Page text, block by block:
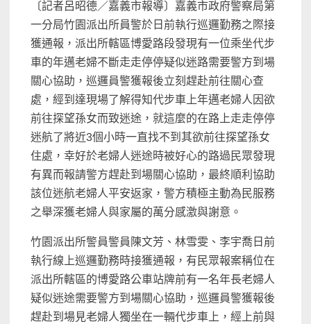
〔記者呂昭德／嘉義市報導〕嘉義市政府警察局第
一分局竹園派出所員警於日前執行巡邏勤務之際接
獲通報，派出所轄區博愛路段發現有一位乘坐代步
車的年邁老婦不斷走走停停疑似迷路需要警方到場
關心協助，巡邏員警獲報後立刻趕赴前往關心查
處，經到達現場了解得知代步車上年邁老婦人因欲
前往探望孫女而致迷途，就這麼的在路上走走停停
迷航了將近3個小時一直找不到其欲前往探望孫女
住處，幸好於老婦人迷途時被好心的路過民眾發現
有異而報請警方趕赴到場關心協助，最終順利協助
該位迷航老婦人平安返家，警方積極主動為民服務
之舉深獲老婦人與家屬的萬分感激與謝意。
竹園派出所警員警員陳文芳、林雪雯、李宇喬日前
執行線上巡邏勤務時接獲通報，有民眾報案稱位在
派出所轄區的博愛路公車站牌前有一名年長老婦人
疑似迷途需要警方到場關心協助，巡邏員警獲報後
趕赴到場見老婦人獨坐在一輛代步車上，經上前與